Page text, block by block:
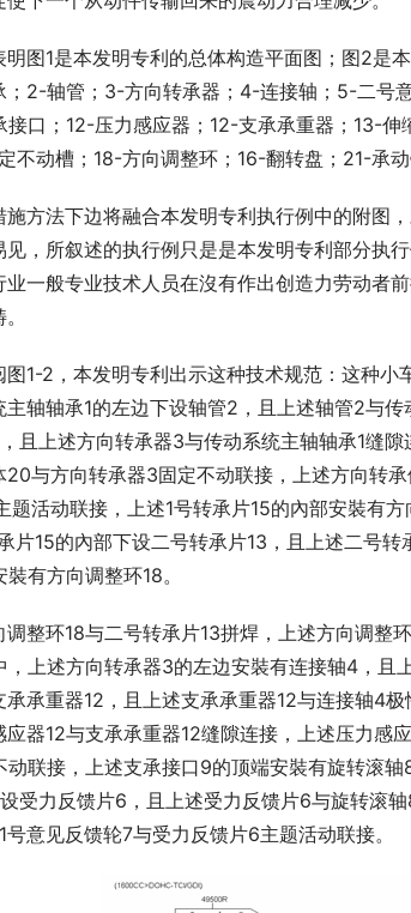
1是本发明专利的总体构造平面图；图2是
；2-轴管；3-方向转承器；4-连接轴；5-二号
口；12-压力感应器；12-支承承重器；13-伸
不动槽；18-方向调整环；16-翻转盘；21-承
法下边将融合本发明专利执行例中的附图
见，所叙述的执行例只是是本发明专利部分执
业一般专业技术人员在沒有作出创造力劳动者
2，本发明专利出示这种技术规范：这种小
主轴轴承1的左边下设轴管2，且上述轴管2与
且上述方向转承器3与传动系统主轴轴承1缝
20与方向转承器3固定不动联接，上述方向转
题活动联接，上述1号转承片15的內部安裝有
片15的內部下设二号转承片13，且上述二号
有方向调整环18。
调整环18与二号转承片13拼焊，上述方向调整
，上述方向转承器3的左边安裝有连接轴4，
承承重器12，且上述支承承重器12与连接轴4
应器12与支承承重器12缝隙连接，上述压力感
动联接，上述支承接口9的顶端安裝有旋转滚
受力反馈片6，且上述受力反馈片6与旋转滚
号意见反馈轮7与受力反馈片6主题活动联接。